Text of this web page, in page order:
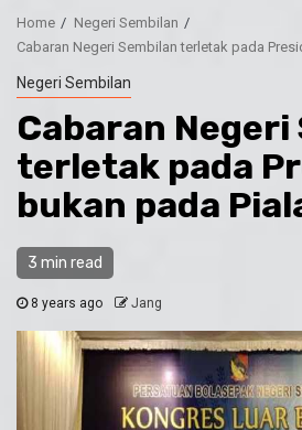
Home
Negeri Sembilan
Cabaran Negeri Sembilan terletak pada
Negeri Sembilan
Cabaran Negeri
terletak pada
bukan pada
3 min read
8 years ago Jang